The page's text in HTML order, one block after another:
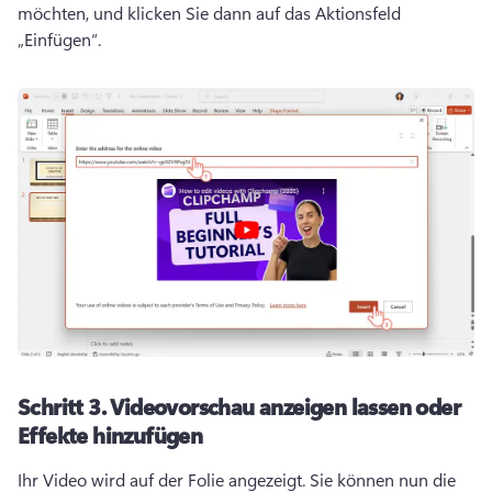
möchten, und klicken Sie dann auf das Aktionsfeld
„Einfügen“.
Schritt 3.Videovorschau anzeigen lassen oder
Effekte hinzufügen
Ihr Video wird auf der Folie angezeigt. Sie können nun die